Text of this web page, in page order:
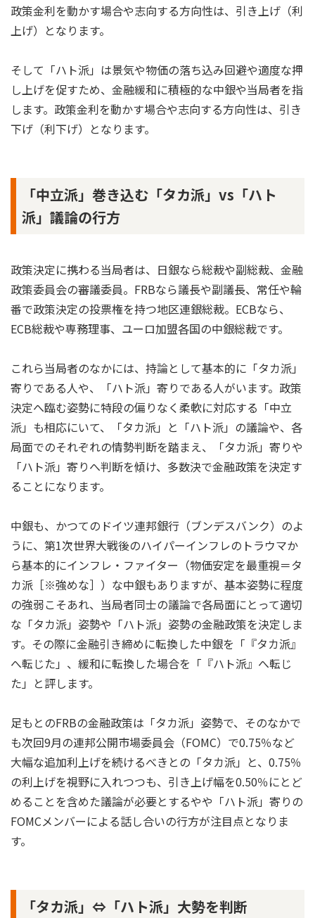
政策金利を動かす場合や志向する方向性は、引き上げ（利
上げ）となります。
そして「ハト派」は景気や物価の落ち込み回避や適度な押
し上げを促すため、金融緩和に積極的な中銀や当局者を指
します。政策金利を動かす場合や志向する方向性は、引き
下げ（利下げ）となります。
「中立派」巻き込む「タカ派」vs「ハト
派」議論の行方
政策決定に携わる当局者は、日銀なら総裁や副総裁、金融
政策委員会の審議委員。FRBなら議長や副議長、常任や輪
番で政策決定の投票権を持つ地区連銀総裁。ECBなら、
ECB総裁や専務理事、ユーロ加盟各国の中銀総裁です。
これら当局者のなかには、持論として基本的に「タカ派」
寄りである人や、「ハト派」寄りである人がいます。政策
決定へ臨む姿勢に特段の偏りなく柔軟に対応する「中立
派」も相応にいて、「タカ派」と「ハト派」の議論や、各
局面でのそれぞれの情勢判断を踏まえ、「タカ派」寄りや
「ハト派」寄りへ判断を傾け、多数決で金融政策を決定す
ることになります。
中銀も、かつてのドイツ連邦銀行（ブンデスバンク）のよ
うに、第1次世界大戦後のハイパーインフレのトラウマか
ら基本的にインフレ・ファイター（物価安定を最重視＝タ
カ派［※強めな］）な中銀もありますが、基本姿勢に程度
の強弱こそあれ、当局者同士の議論で各局面にとって適切
な「タカ派」姿勢や「ハト派」姿勢の金融政策を決定しま
す。その際に金融引き締めに転換した中銀を「『タカ派』
へ転じた」、緩和に転換した場合を「『ハト派』へ転じ
た」と評します。
足もとのFRBの金融政策は「タカ派」姿勢で、そのなかで
も次回9月の連邦公開市場委員会（FOMC）で0.75％など
大幅な追加利上げを続けるべきとの「タカ派」と、0.75％
の利上げを視野に入れつつも、引き上げ幅を0.50％にとど
めることを含めた議論が必要とするやや「ハト派」寄りの
FOMCメンバーによる話し合いの行方が注目点となりま
す。
「タカ派」⇔「ハト派」大勢を判断